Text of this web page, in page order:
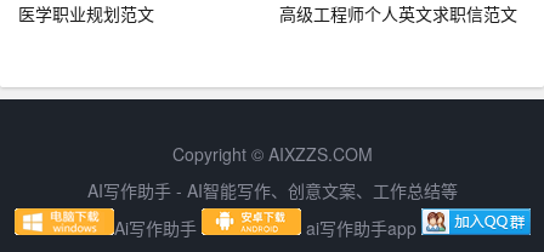
1. 项目简介
本项目是一家专注于物联网技术研发、应用解决方案提供
医学职业规划范文 高级工程师个人英文求职信范文
Copyright © AIXZZS.COM
AI写作助手 - AI智能写作、创意文案、工作总结等
Ai写作助手
ai写作助手app